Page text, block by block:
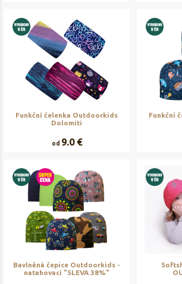
Funkční čelenka Outdoorkids
Dolomiti
od 9.0 €
Funkční
Bavlněná čepice Outdoorkids -
natahovací "SLEVA 38%"